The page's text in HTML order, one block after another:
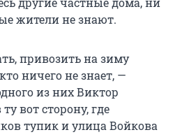
жители не знают.
привозить на зиму
ничего не знает, —
из них Виктор
вот сторону, где
тупик и улица Войкова